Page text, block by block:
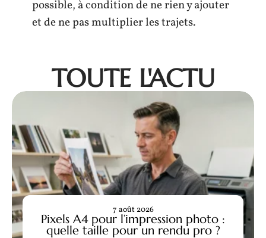
possible, à condition de ne rien y ajouter
et de ne pas multiplier les trajets.
TOUTE L'ACTU
Pixels A4 pour l’impression photo :
quelle taille pour un rendu pro ?
7 août 2026